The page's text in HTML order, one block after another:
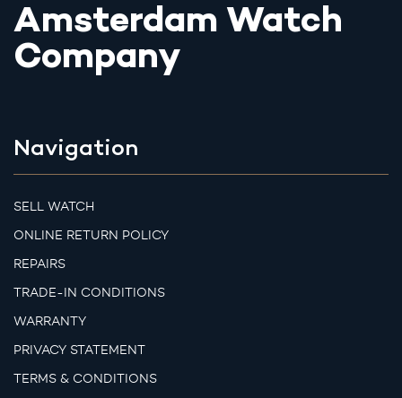
Amsterdam Watch
Company
Navigation
SELL WATCH
ONLINE RETURN POLICY
REPAIRS
TRADE-IN CONDITIONS
WARRANTY
PRIVACY STATEMENT
TERMS & CONDITIONS